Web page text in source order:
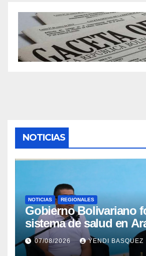
NOTICIAS
NOTICIAS REGIONALES
Gobierno Bolivariano
sistema de salud en
la reinauguración del
Mora
07/08/2026 YENDI BASQUEZ